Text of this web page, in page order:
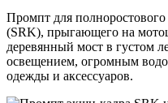
Промпт для
(SRK), прыгающего на
деревянный мост в густом
освещением, огромным
одежды и аксессуаров.